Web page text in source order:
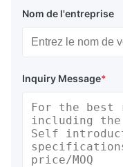
Nom de l'entreprise
Inquiry Message*